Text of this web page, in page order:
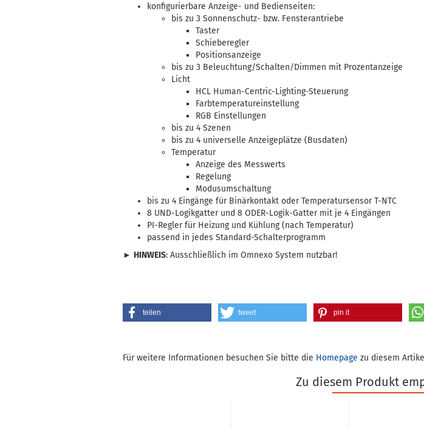
konfigurierbare Anzeige- und Bedienseiten:
bis zu 3 Sonnenschutz- bzw. Fensterantriebe
Taster
Schieberegler
Positionsanzeige
bis zu 3 Beleuchtung/Schalten/Dimmen mit Prozentanzeige
Licht
HCL Human-Centric-Lighting-Steuerung
Farbtemperatureinstellung
RGB Einstellungen
bis zu 4 Szenen
bis zu 4 universelle Anzeigeplätze (Busdaten)
Temperatur
Anzeige des Messwerts
Regelung
Modusumschaltung
bis zu 4 Eingänge für Binärkontakt oder Temperatursensor T-NTC
8 UND-Logikgatter und 8 ODER-Logik-Gatter mit je 4 Eingängen
PI-Regler für Heizung und Kühlung (nach Temperatur)
passend in jedes Standard-Schalterprogramm
► HINWEIS: Ausschließlich im Omnexo System nutzbar!
teilen tweet pin it
Für weitere Informationen besuchen Sie bitte die Homepage zu diesem
Zu diesem Produkt